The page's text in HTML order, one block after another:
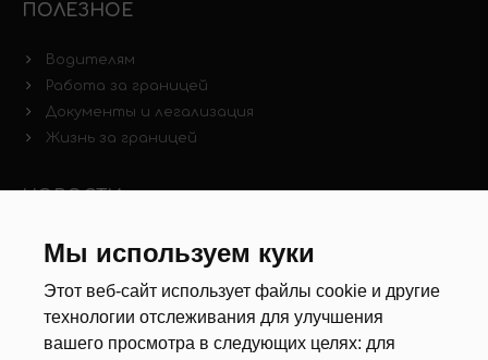
Мы используем куки
Этот веб-сайт использует файлы cookie и другие
технологии отслеживания для улучшения
вашего просмотра в следующих целях: для
ПОЛЕЗНОЕ
Водителям
Работа за границей
Документы и легализация
Жизнь за границей
Новости рынка труда